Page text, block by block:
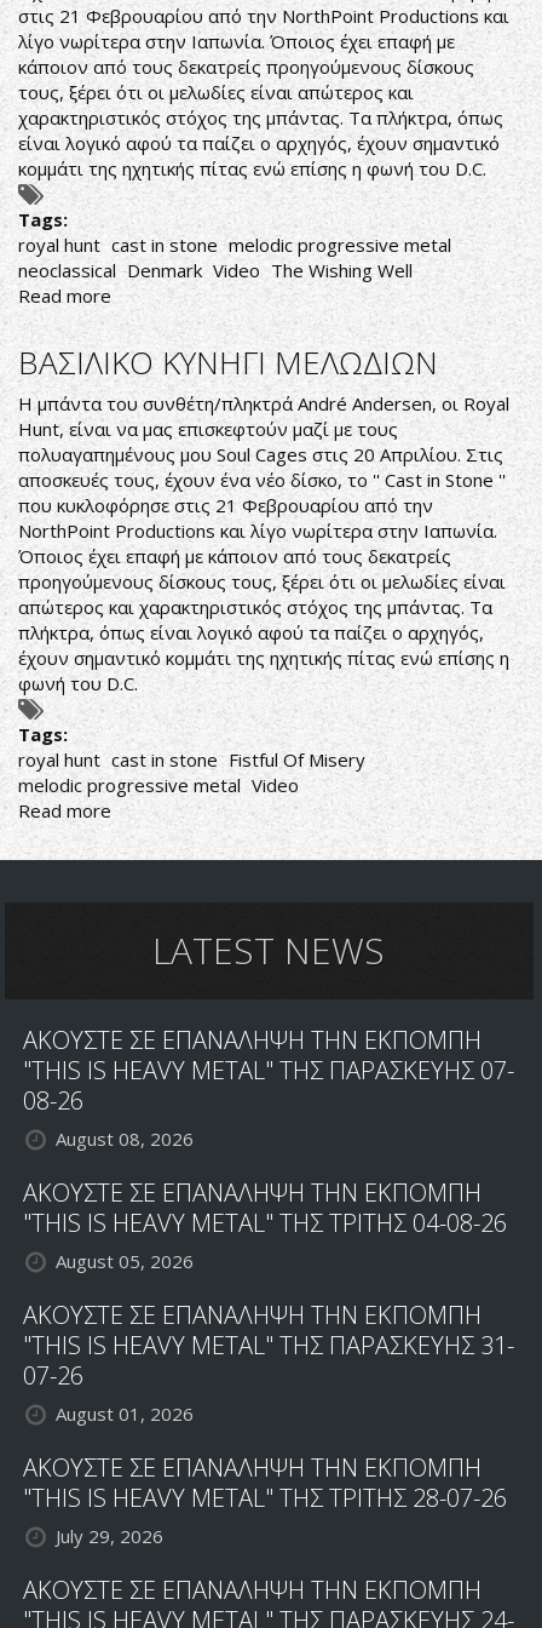
στις 21 Φεβρουαρίου από την NorthPoint Productions και
λίγο νωρίτερα στην Ιαπωνία. Όποιος έχει επαφή με
κάποιον από τους δεκατρείς προηγούμενους δίσκους
τους, ξέρει ότι οι μελωδίες είναι απώτερος και
χαρακτηριστικός στόχος της μπάντας. Τα πλήκτρα, όπως
είναι λογικό αφού τα παίζει ο αρχηγός, έχουν σημαντικό
κομμάτι της ηχητικής πίτας ενώ επίσης η φωνή του D.C.
Tags:
royal hunt cast in stone melodic progressive metal
neoclassical Denmark Video The Wishing Well
Read more about
ΜΑΓΙΚΟ
ΟΠΤΙΚΟ
ΚΕΡΜΑ
ΒΑΣΙΛΙΚΟ ΚΥΝΗΓΙ ΜΕΛΩΔΙΩΝ
Η μπάντα του συνθέτη/πληκτρά André Andersen, οι Royal
Hunt, είναι να μας επισκεφτούν μαζί με τους
πολυαγαπημένους μου Soul Cages στις 20 Απριλίου. Στις
αποσκευές τους, έχουν ένα νέο δίσκο, το '' Cast in Stone ''
που κυκλοφόρησε στις 21 Φεβρουαρίου από την
NorthPoint Productions και λίγο νωρίτερα στην Ιαπωνία.
Όποιος έχει επαφή με κάποιον από τους δεκατρείς
προηγούμενους δίσκους τους, ξέρει ότι οι μελωδίες είναι
απώτερος και χαρακτηριστικός στόχος της μπάντας. Τα
πλήκτρα, όπως είναι λογικό αφού τα παίζει ο αρχηγός,
έχουν σημαντικό κομμάτι της ηχητικής πίτας ενώ επίσης η
φωνή του D.C.
Tags:
royal hunt cast in stone Fistful Of Misery
melodic progressive metal Video
Read more about
ΒΑΣΙΛΙΚΟ
ΚΥΝΗΓΙ
LATEST NEWS
ΑΚΟΥΣΤΕ ΣΕ ΕΠΑΝΑΛΗΨΗ ΤΗΝ ΕΚΠΟΜΠΗ
"THIS IS HEAVY METAL" ΤΗΣ ΠΑΡΑΣΚΕΥΗΣ 07-
08-26
August 08, 2026
ΑΚΟΥΣΤΕ ΣΕ ΕΠΑΝΑΛΗΨΗ ΤΗΝ ΕΚΠΟΜΠΗ
"THIS IS HEAVY METAL" ΤΗΣ ΤΡΙΤΗΣ 04-08-26
August 05, 2026
ΑΚΟΥΣΤΕ ΣΕ ΕΠΑΝΑΛΗΨΗ ΤΗΝ ΕΚΠΟΜΠΗ
"THIS IS HEAVY METAL" ΤΗΣ ΠΑΡΑΣΚΕΥΗΣ 31-
07-26
August 01, 2026
ΑΚΟΥΣΤΕ ΣΕ ΕΠΑΝΑΛΗΨΗ ΤΗΝ ΕΚΠΟΜΠΗ
"THIS IS HEAVY METAL" ΤΗΣ ΤΡΙΤΗΣ 28-07-26
July 29, 2026
ΑΚΟΥΣΤΕ ΣΕ ΕΠΑΝΑΛΗΨΗ ΤΗΝ ΕΚΠΟΜΠΗ
"THIS IS HEAVY METAL" ΤΗΣ ΠΑΡΑΣΚΕΥΗΣ 24-